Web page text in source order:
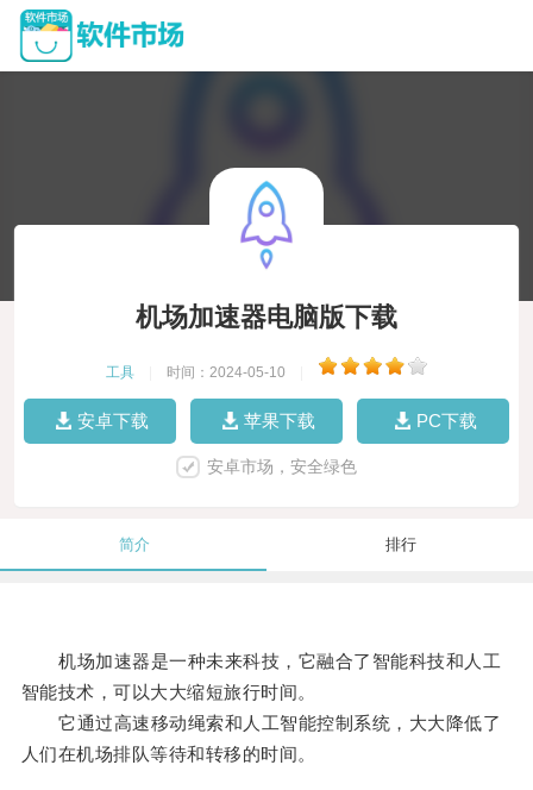
机场加速器电脑版下载
工具 时间：2024-05-10
安卓下载 苹果下载 PC下载
安卓市场，安全绿色
简介 排行
机场加速器是一种未来科技，它融合了智能科技和人工
智能技术，可以大大缩短旅行时间。
它通过高速移动绳索和人工智能控制系统，大大降低了
人们在机场排队等待和转移的时间。